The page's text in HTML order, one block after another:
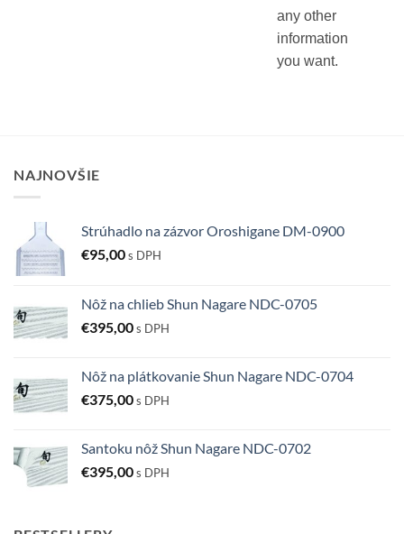
any other
information
you want.
NAJNOVŠIE
Strúhadlo na zázvor Oroshigane DM-0900
€95,00s DPH
Nôž na chlieb Shun Nagare NDC-0705
€395,00s DPH
Nôž na plátkovanie Shun Nagare NDC-0704
€375,00s DPH
Santoku nôž Shun Nagare NDC-0702
€395,00s DPH